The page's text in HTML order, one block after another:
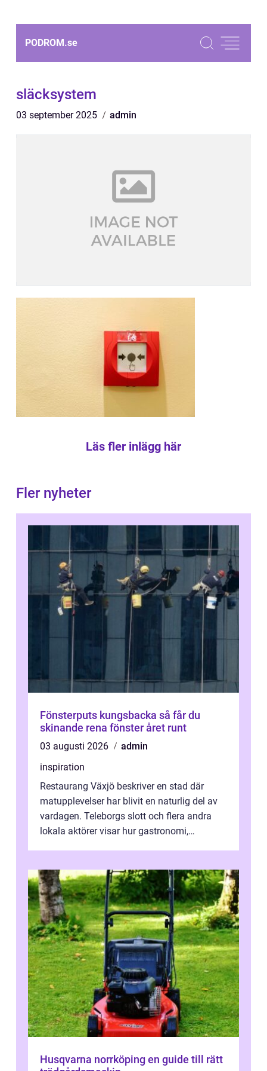
PODROM.se
släcksystem
03 september 2025 admin
Läs fler inlägg här
Fler nyheter
Fönsterputs kungsbacka så får du
skinande rena fönster året runt
03 augusti 2026
admin
inspiration
Restaurang Växjö beskriver en stad där
matupplevelser har blivit en naturlig del av
vardagen. Teleborgs slott och flera andra
lokala aktörer visar hur gastronomi,
Husqvarna norrköping en guide till rätt